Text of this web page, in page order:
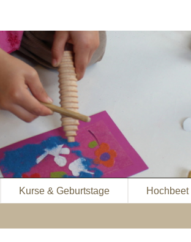
Kurse & Geburtstage Hochbeet